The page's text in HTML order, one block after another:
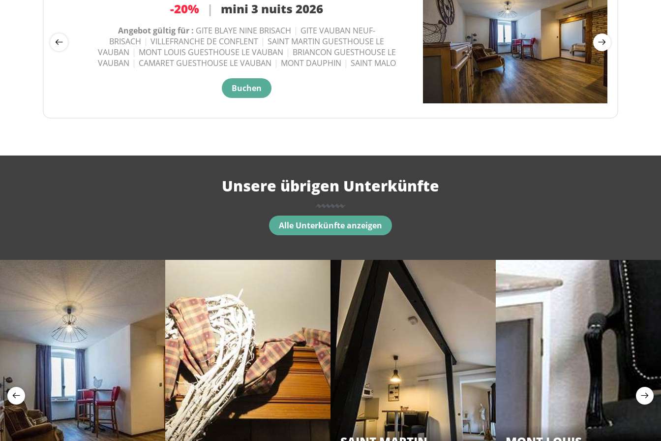
-20% | mini 3 nuits 2026
Angebot gültig für : GITE BLAYE NINE BRISACH | GITE VAUBAN NEUF-
BRISACH | VILLEFRANCHE DE CONFLENT | SAINT MARTIN GUESTHOUSE LE
VAUBAN | MONT LOUIS GUESTHOUSE LE VAUBAN | BRIANCON GUESTHOUSE LE
VAUBAN | CAMARET GUESTHOUSE LE VAUBAN | MONT DAUPHIN | SAINT MALO
Buchen
-25% | mini 5 nuits 2026
Angebot gültig für : GITE BLAYE NINE BRISACH | GITE VAUBAN NEUF-
BRISACH | VILLEFRANCHE DE CONFLENT | SAINT MARTIN GUESTHOUSE LE
VAUBAN | MONT LOUIS GUESTHOUSE LE VAUBAN | BRIANCON GUESTHOUSE LE
VAUBAN | CAMARET GUESTHOUSE LE VAUBAN | MONT DAUPHIN | SAINT MALO
Buchen
Unsere übrigen Unterkünfte
Alle Unterkünfte anzeigen